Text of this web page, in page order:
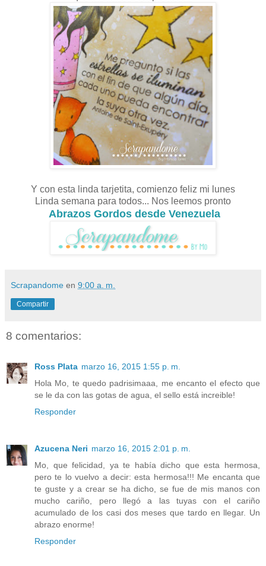
Y con esta linda tarjetita, comienzo feliz mi lunes
Linda semana para todos... Nos leemos pronto
Abrazos Gordos desde Venezuela
Scrapandome en 9:00 a. m.
Compartir
8 comentarios:
Ross Plata marzo 16, 2015 1:55 p. m.
Hola Mo, te quedo padrisimaaa, me encanto el efecto que
se le da con las gotas de agua, el sello está increible!
Responder
Azucena Neri marzo 16, 2015 2:01 p. m.
Mo, que felicidad, ya te había dicho que esta hermosa,
pero te lo vuelvo a decir: esta hermosa!!! Me encanta que
te guste y a crear se ha dicho, se fue de mis manos con
mucho cariño, pero llegó a las tuyas con el cariño
acumulado de los casi dos meses que tardo en llegar. Un
abrazo enorme!
Responder